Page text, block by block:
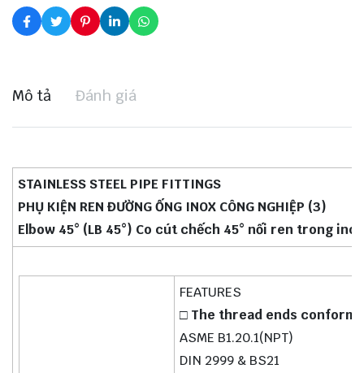
Mô tả Đánh giá
STAINLESS STEEL PIPE FITTINGS
PHỤ KIỆN REN ĐƯỜNG ỐNG INOX CÔNG NGHIỆP (3)
Elbow 45° (LB 45°) Co cút chếch 45° nối ren trong
FEATURES
□ The thread ends conform
ASME B1.20.1(NPT)
DIN 2999 & BS21